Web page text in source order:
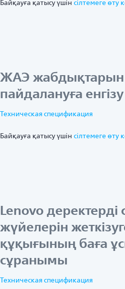
Байқауға қатысу үшін ciлтемеге өту
ЖАЭ жабдықтарын
пайдалануға енгізу
Техническая спецификация
Байқауға қатысу үшін ciлтемеге өту
Lenovo деректерді
жүйелерін
құқығының баға
сұранымы
Техническая спецификация